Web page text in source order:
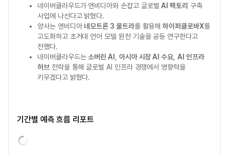
네이버클라우드가 엔비디아와 손잡고 글로벌AI 팩토리 구축
사업에 나선다고 밝혔다.
양사는 엔비디아 네모트론 3 울트라를 활용해하이퍼클로바X를
고도화하고 초거대 언어 모델 원천 기술을 공동 연구한다고
전했다.
네이버클라우드는 소버린 AI 아시아 시장 AI 수요 AI 인프라
허브전략을 통해 글로벌 AI 인프라 경쟁에서 영향력을
키우겠다고 밝혔다.
기간별 예측 흐름 리포트